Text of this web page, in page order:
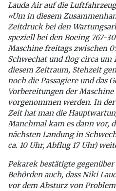
Lauda Air auf die
«Um in diesem
Zeitdruck bei den
speziell bei den Boeing 767-
Maschine freitags zwischen
Schwechat und flog circa um
diesem Zeitraum, Stehzeit
noch die Passagiere und das
Vorbereitungen der
vorgenommen werden. In
Zeit hat man die
Manchmal kam es dann vor,
nächsten Landung in
ca. 10 Uhr, Abflug 17 Uhr)
Pekarek bestätigte
Behörden auch, dass Niki
vor dem Absturz von